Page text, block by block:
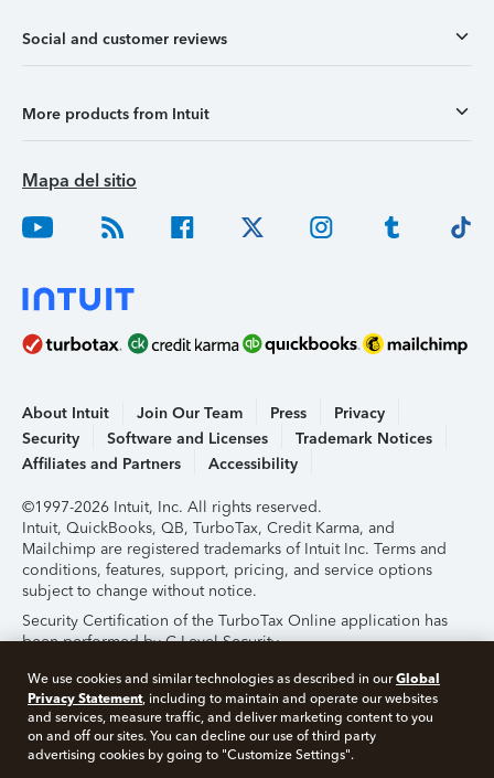
Social and customer reviews
More products from Intuit
Mapa del sitio
About Intuit Join Our Team Press
Privacy
Security
Software and Licenses
Trademark Notices
Affiliates and Partners
Accessibility
©1997-2026 Intuit, Inc. All rights reserved.
Intuit, QuickBooks, QB, TurboTax, Credit Karma, and
Mailchimp are registered trademarks of Intuit Inc. Terms and
conditions, features, support, pricing, and service options
subject to change without notice.
Security Certification of the TurboTax Online application has
been performed by C-Level Security.
By accessing and using this page you agree to the
Terms of
Use.
About Cookies Manage Cookies
We use cookies and similar technologies as described in ourGlobal
Privacy Statement, including to maintain and operate our websites
and services, measure traffic, and deliver marketing content to you
on and off our sites. You can decline our use of third party
advertising cookies by going to "Customize Settings".